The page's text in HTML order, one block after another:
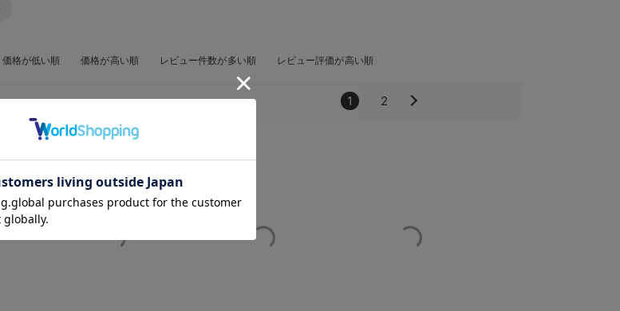
価格が低い順 価格が高い順 レビュー件数が多い順 レビュー評価が高い順
1 2
お気に入り商品を確認する